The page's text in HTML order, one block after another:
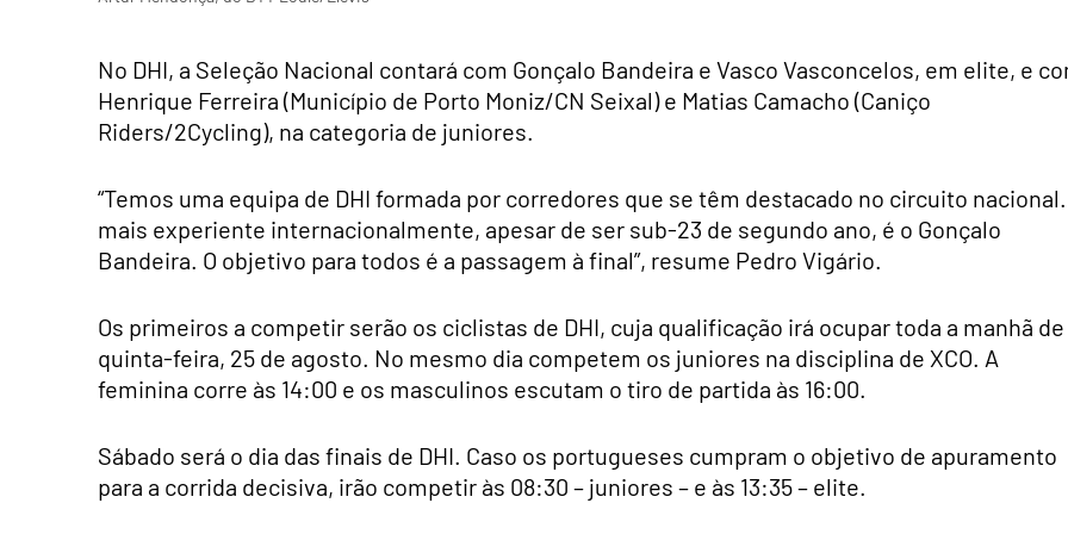
No DHI, a Seleção Nacional contará com Gonçalo Bandeira e Vasco Vasconcelos, em elite, e
Henrique Ferreira (Município de Porto Moniz/CN Seixal) e Matias Camacho (Caniço
Riders/2Cycling), na categoria de juniores.
“Temos uma equipa de DHI formada por corredores que se têm destacado no circuito nacional.
mais experiente internacionalmente, apesar de ser sub-23 de segundo ano, é o Gonçalo
Bandeira. O objetivo para todos é a passagem à final”, resume Pedro Vigário.
Os primeiros a competir serão os ciclistas de DHI, cuja qualificação irá ocupar toda a manhã de
quinta-feira, 25 de agosto. No mesmo dia competem os juniores na disciplina de XCO. A
feminina corre às 14:00 e os masculinos escutam o tiro de partida às 16:00.
Sábado será o dia das finais de DHI. Caso os portugueses cumpram o objetivo de apuramento
para a corrida decisiva, irão competir às 08:30 – juniores – e às 13:35 – elite.